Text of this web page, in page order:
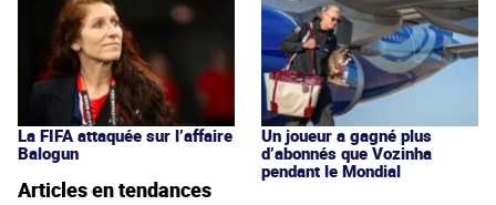
La FIFA attaquée sur l’affaire
Balogun
Un joueur a gagné plus
d’abonnés que Vozinha
pendant le Mondial
Articles en tendances